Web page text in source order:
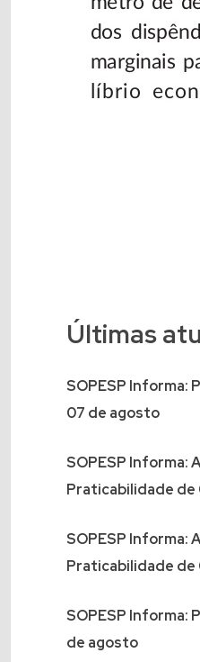
Últimas
SOPESP Informa:
07 de agosto
SOPESP Informa:
Praticabilidade de
SOPESP Informa:
Praticabilidade de
SOPESP Informa:
de agosto